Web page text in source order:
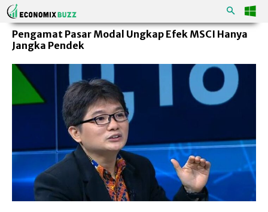
Pengamat Pasar Modal Ungkap Efek MSCI Hanya
Jangka Pendek